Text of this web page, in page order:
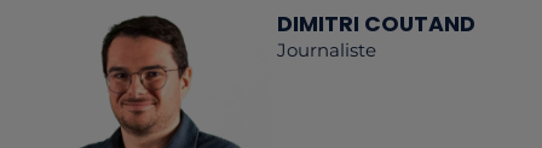
DIMITRI COUTAND
Journaliste